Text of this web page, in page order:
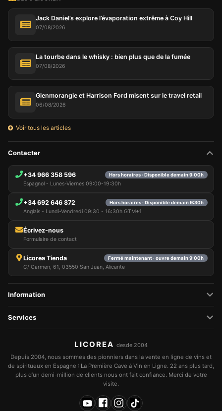
Jack Daniel’s explore l’évaporation extrême à Coy Hill
07/08/2026
La tourbe dans le whisky : bien plus que de la fumée
07/08/2026
Glenmorangie et Harrison Ford misent sur le travel retail
06/08/2026
Voir tous les articles
Contacter
+34 966 358 596 Hors horaires · Disponible demain 9:00h
Espagnol - Lunes-Viernes 09:00-19:30h
+34 692 646 872 Hors horaires · Disponible demain 9:30h
Anglais - Lundi-Vendredi 09:30 - 16:30h GTM+1
Écrivez-nous
Formulaire de contact
Licorea Tienda Fermé maintenant · ouvre demain 9:00h
C/ Carmen, 61, 03550 San Juan, Alicante
Information
Services
LICOREA desde 2004
Depuis 2004, nous sommes des pionniers dans la vente en ligne de vins et
de spiritueux en Espagne : La Première Cave à Vin en Ligne. 22 ans plus tard,
plus d’un demi-million de clients nous ont fait confiance. Merci de votre
visite.